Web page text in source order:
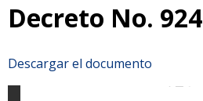
Decreto No. 924
Descargar el documento